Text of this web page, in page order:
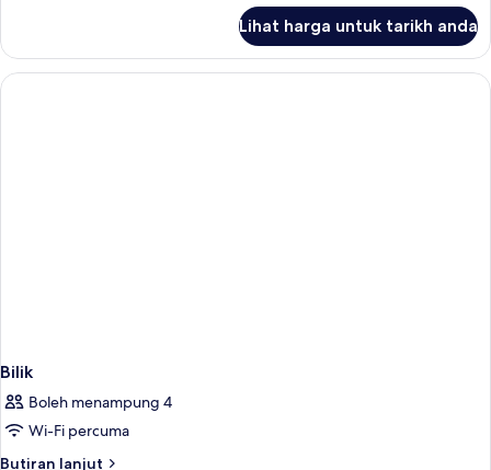
Lihat harga untuk tarikh anda
Bilik
Boleh menampung 4
Wi-Fi percuma
Butiran lanjut
Butiran